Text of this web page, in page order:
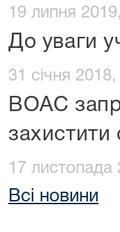
19 липня
До уваги
31 січня
ВОАС
захистити
17 листопада
Всі новини